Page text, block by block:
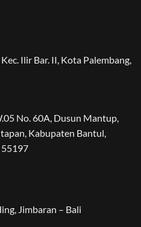
Ilir Bar. II, Kota Palembang,
No. 60A, Dusun Mantup,
Kabupaten Bantul,
55197
Jimbaran – Bali